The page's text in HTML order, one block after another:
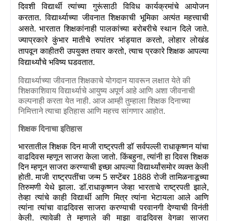
दिवशी विद्यार्थी त्यांच्या गुरूंसाठी विविध कार्यक्रमांचे आयोजन
करतात. विद्यार्थ्याच्या जीवनात शिक्षकाची भूमिका अत्यंत महत्त्वाची
असते. भारतात शिक्षकांनाही पालकांच्या बरोबरीचे स्थान दिले जाते.
ज्याप्रकारे कुंभार मातीचे रुपांतर भांड्यात करतो,लोहार लोखंड
तापवून काहीतरी उपयुक्त तयार करतो,त्याच प्रकारे शिक्षक आपल्या
विद्यार्थ्यांचे भविष्य घडवतात.
विद्यार्थ्याच्या जीवनात शिक्षकाचे योगदान यावरून लक्षात येते की
शिक्षकाशिवाय विद्यार्थ्याचे आयुष्य अपूर्ण आहे आणि अशा जीवनाची
कल्पनाही करता येत नाही. आज आम्ही तुम्हाला शिक्षक दिनाच्या
निमित्ताने त्याचा इतिहास आणि महत्त्व सांगणार आहोत.
शिक्षक दिनाचा इतिहास
भारतातील शिक्षक दिन माजी राष्ट्रपती डॉ सर्वपल्ली राधाकृष्णन यांचा
वाढदिवस म्हणून साजरा केला जातो. किंबहुना,त्यांनी हा दिवस शिक्षक
दिन म्हणून साजरा करण्याची इच्छा आपल्या विद्यार्थ्यांसमोर व्यक्त केली
होती. माजी राष्ट्रपतींचा जन्म 5सप्टेंबर 1888रोजी तामिळनाडूच्या
तिरुमणी येथे झाला. डॉ.राधाकृष्णन जेव्हा भारताचे राष्ट्रपती झाले,
तेव्हा त्यांचे काही विद्यार्थी आणि मित्र त्यांना भेटायला आले आणि
त्यांना त्यांचा वाढदिवस साजरा करण्याची परवानगी देण्याची विनंती
केली. त्यावेळी ते म्हणाले की माझा वाढदिवस वेगळा साजरा